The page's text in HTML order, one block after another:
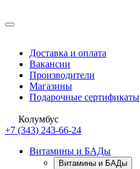
Доставка и оплата
Вакансии
Производители
Магазины
Подарочные сертификаты
Колумбус
+7 (343) 243-66-24
Витамины и БАДы
Витамины и БАДы